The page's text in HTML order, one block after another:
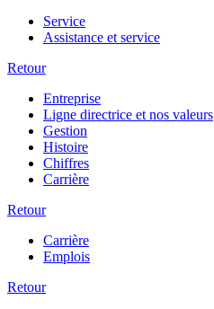
Service
Assistance et service
Retour
Entreprise
Ligne directrice et nos valeurs
Gestion
Histoire
Chiffres
Carrière
Retour
Carrière
Emplois
Retour